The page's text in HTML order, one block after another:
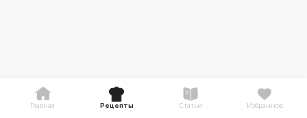
Главная Рецепты Статьи Избранное